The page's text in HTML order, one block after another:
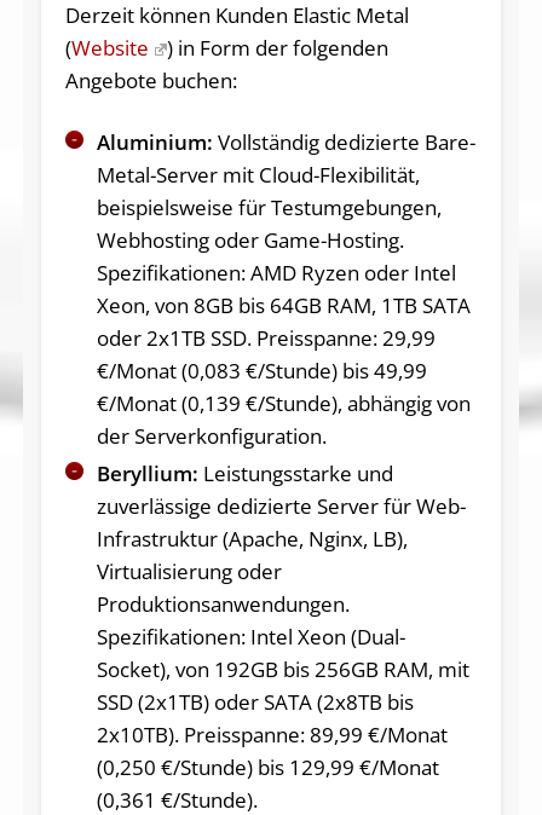
Derzeit können Kunden Elastic Metal
(Website
) in Form der folgenden
Angebote buchen:
Aluminium: Vollständig dedizierte Bare-
Metal-Server mit Cloud-Flexibilität,
beispielsweise für Testumgebungen,
Webhosting oder Game-Hosting.
Spezifikationen: AMD Ryzen oder Intel
Xeon, von 8GB bis 64GB RAM, 1TB SATA
oder 2x1TB SSD. Preisspanne: 29,99
€/Monat (0,083 €/Stunde) bis 49,99
€/Monat (0,139 €/Stunde), abhängig von
der Serverkonfiguration.
Beryllium: Leistungsstarke und
zuverlässige dedizierte Server für Web-
Infrastruktur (Apache, Nginx, LB),
Virtualisierung oder
Produktionsanwendungen.
Spezifikationen: Intel Xeon (Dual-
Socket), von 192GB bis 256GB RAM, mit
SSD (2x1TB) oder SATA (2x8TB bis
2x10TB). Preisspanne: 89,99 €/Monat
(0,250 €/Stunde) bis 129,99 €/Monat
(0,361 €/Stunde).